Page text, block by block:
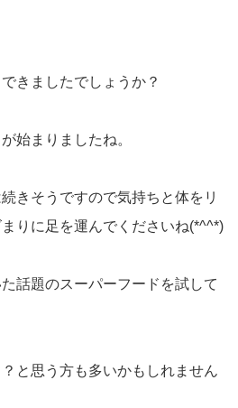
きましたでしょうか？
始まりましたね。
きそうですので気持ちと体をリ
りに足を運んでくださいね(*^^*)
話題のスーパーフードを試して
と思う方も多いかもしれません